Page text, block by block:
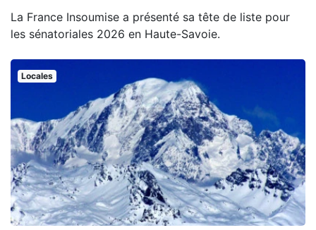
La France Insoumise a présenté sa tête de liste pour
les sénatoriales 2026 en Haute-Savoie.
Locales